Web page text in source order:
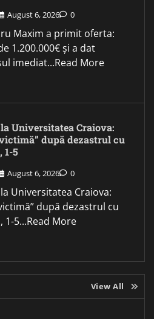
August 6, 2026 0
Maxim a primit oferta:
1.200.000€ și a dat
imediat...Read More
Universitatea Craiova:
după dezastrul cu
1-5
August 6, 2026 0
Universitatea Craiova:
după dezastrul cu
1-5...Read More
View All